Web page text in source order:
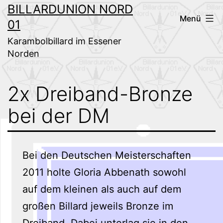
Zum
Inhalt
springen
BILLARDUNION NORD
01
Karambolbillard im Essener
Norden
Menü
2x Dreiband-Bronze
bei der DM
Bei den Deutschen Meisterschaften
2011 holte Gloria Abbenath sowohl
auf dem kleinen als auch auf dem
großen Billard jeweils Bronze im